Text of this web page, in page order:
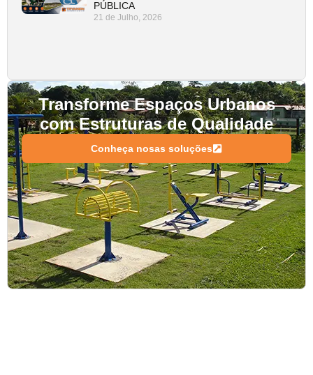
PÚBLICA
21 de Julho, 2026
Transforme Espaços Urbanos
com Estruturas de Qualidade
Conheça nosas soluções